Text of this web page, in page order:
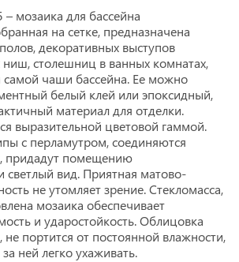
– мозаика для бассейна
на сетке, предназначена
декоративных выступов
ниш, столешниц в ванных комнатах,
самой чаши бассейна. Ее можно
белый клей или эпоксидный,
материал для отделки.
выразительной цветовой гаммой.
с перламутром, соединяются
придадут помещению
светлый вид. Приятная матово-
не утомляет зрение. Стекломасса,
мозаика обеспечивает
и ударостойкость. Облицовка
портится от постоянной влажности,
ней легко ухаживать.